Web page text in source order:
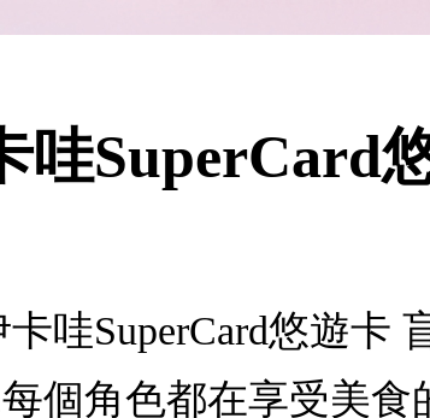
哇SuperCard
卡哇SuperCard悠遊卡
個角色都在享受美食